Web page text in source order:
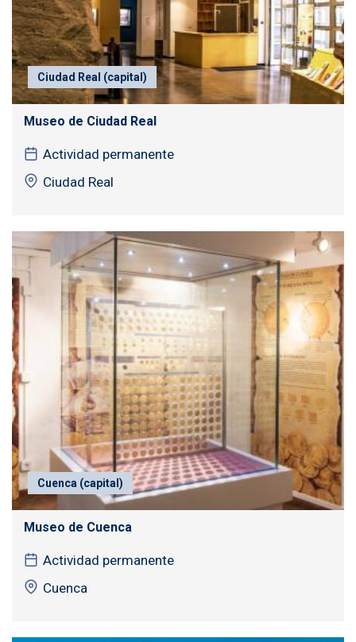
Ciudad Real (capital)
Museo de Ciudad Real
Actividad permanente
Ciudad Real
Cuenca (capital)
Museo de Cuenca
Actividad permanente
Cuenca